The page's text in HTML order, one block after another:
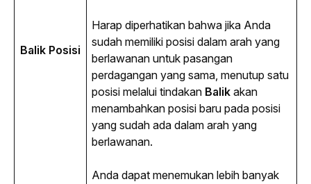
Balik Posisi
Harap diperhatikan bahwa jika Anda
sudah memiliki posisi dalam arah yang
berlawanan untuk pasangan
perdagangan yang sama, menutup satu
posisi melalui tindakan Balik akan
menambahkan posisi baru pada posisi
yang sudah ada dalam arah yang
berlawanan.
Anda dapat menemukan lebih banyak